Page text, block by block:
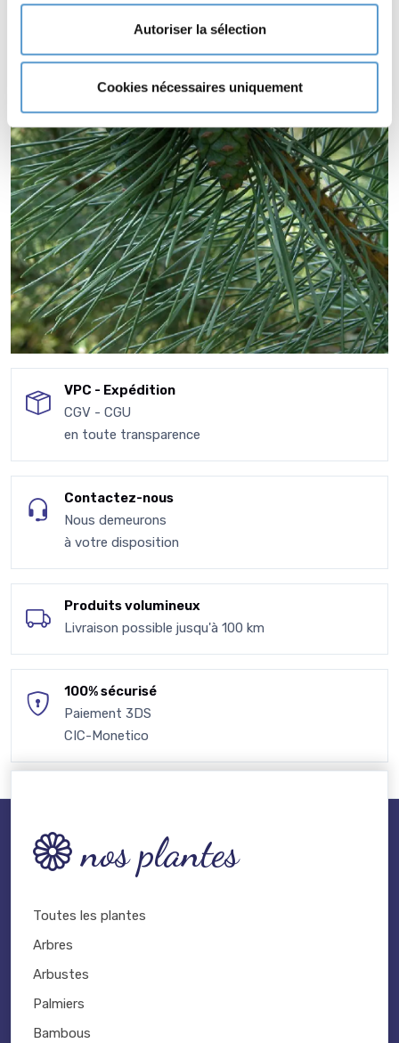
Autoriser la sélection
Cookies nécessaires uniquement
VPC - Expédition
CGV - CGU
en toute transparence
Contactez-nous
Nous demeurons
à votre disposition
Produits volumineux
Livraison possible jusqu'à 100 km
100% sécurisé
Paiement 3DS
CIC-Monetico
nos plantes
Toutes les plantes
Arbres
Arbustes
Palmiers
Bambous